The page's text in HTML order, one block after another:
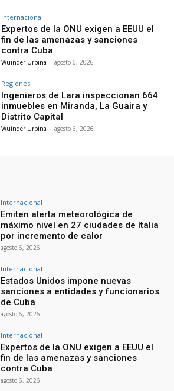
Internacional
Expertos de la ONU exigen a EEUU el
fin de las amenazas y sanciones
contra Cuba
Wuinder Urbina - agosto 6, 2026
Regiones
Ingenieros de Lara inspeccionan 664
inmuebles en Miranda, La Guaira y
Distrito Capital
Wuinder Urbina - agosto 6, 2026
Internacional
Emiten alerta meteorológica de
máximo nivel en 27 ciudades de Italia
por incremento de calor
agosto 6, 2026
Internacional
Estados Unidos impone nuevas
sanciones a entidades y funcionarios
de Cuba
agosto 6, 2026
Internacional
Expertos de la ONU exigen a EEUU el
fin de las amenazas y sanciones
contra Cuba
agosto 6, 2026